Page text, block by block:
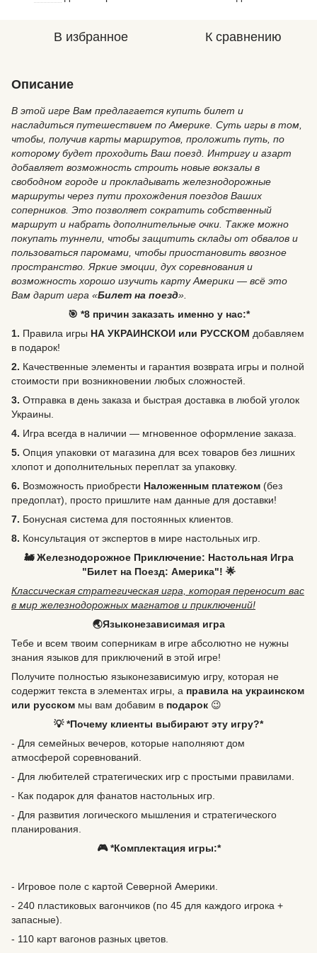
В избранное К сравнению
Описание
В этой игре Вам предлагается купить билет и
насладиться путешествием по Америке. Суть игры в том,
чтобы, получив карты маршрутов, проложить путь, по
которому будет проходить Ваш поезд. Интригу и азарт
добавляет возможность строить новые вокзалы в
свободном городе и прокладывать железнодорожные
маршруты через пути прохождения поездов Ваших
соперников. Это позволяет сократить собственный
маршрут и набрать дополнительные очки. Также можно
покупать туннели, чтобы защитить склады от обвалов и
пользоваться паромами, чтобы приостановить ввозное
пространство. Яркие эмоции, дух соревнования и
возможность хорошо изучить карту Америки — всё это
Вам дарит игра «Билет на поезд».
🎯 *8 причин заказать именно у нас:*
1. Правила игры НА УКРАИНСКОИ или РУССКОМ добавляем
в подарок!
2. Качественные элементы и гарантия возврата игры и полной
стоимости при возникновении любых сложностей.
3. Отправка в день заказа и быстрая доставка в любой уголок
Украины.
4. Игра всегда в наличии — мгновенное оформление заказа.
5. Опция упаковки от магазина для всех товаров без лишних
хлопот и дополнительных переплат за упаковку.
6. Возможность приобрести Наложенным платежом (без
предоплат), просто пришлите нам данные для доставки!
7. Бонусная система для постоянных клиентов.
8. Консультация от экспертов в мире настольных игр.
🚂 Железнодорожное Приключение: Настольная Игра
"Билет на Поезд: Америка"! 🌟
Классическая стратегическая игра, которая переносит вас
в мир железнодорожных магнатов и приключений!
🌏Языконезависимая игра
Тебе и всем твоим соперникам в игре абсолютно не нужны
знания языков для приключений в этой игре!
Получите полностью языконезависимую игру, которая не
содержит текста в элементах игры, а правила на украинском
или русском мы вам добавим в подарок 😉
💡 *Почему клиенты выбирают эту игру?*
- Для семейных вечеров, которые наполняют дом
атмосферой соревнований.
- Для любителей стратегических игр с простыми правилами.
- Как подарок для фанатов настольных игр.
- Для развития логического мышления и стратегического
планирования.
🎮 *Комплектация игры:*
- Игровое поле с картой Северной Америки.
- 240 пластиковых вагончиков (по 45 для каждого игрока +
запасные).
- 110 карт вагонов разных цветов.